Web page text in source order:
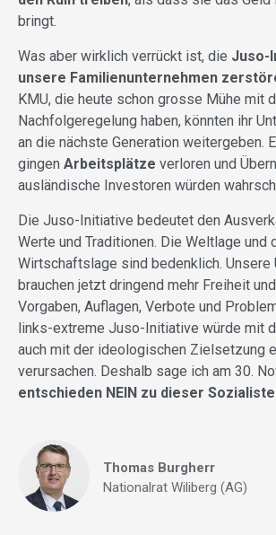
bringt.
Was aber wirklich verrückt ist, die Juso-
unsere Familienunternehmen
KMU, die heute schon grosse Mühe mit
Nachfolgeregelung haben, könnten ihr
an die nächste Generation weitergeben.
gingen Arbeitsplätze verloren und
ausländische Investoren würden
Die Juso-Initiative bedeutet den
Werte und Traditionen. Die Weltlage und
Wirtschaftslage sind bedenklich. Unsere
brauchen jetzt dringend mehr Freiheit
Vorgaben, Auflagen, Verbote und
links-extreme Juso-Initiative würde mit
auch mit der ideologischen Zielsetzung
verursachen. Deshalb sage ich am 30.
entschieden NEIN zu dieser
Thomas Burgherr
Nationalrat Wiliberg (AG)